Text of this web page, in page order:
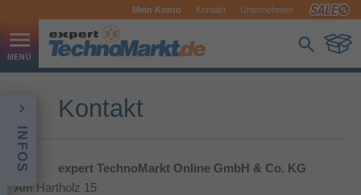
Mein Konto Kontakt Unternehmen
INFOS
Kontakt
expert TechnoMarkt Online GmbH & Co. KG
Am Hartholz 15